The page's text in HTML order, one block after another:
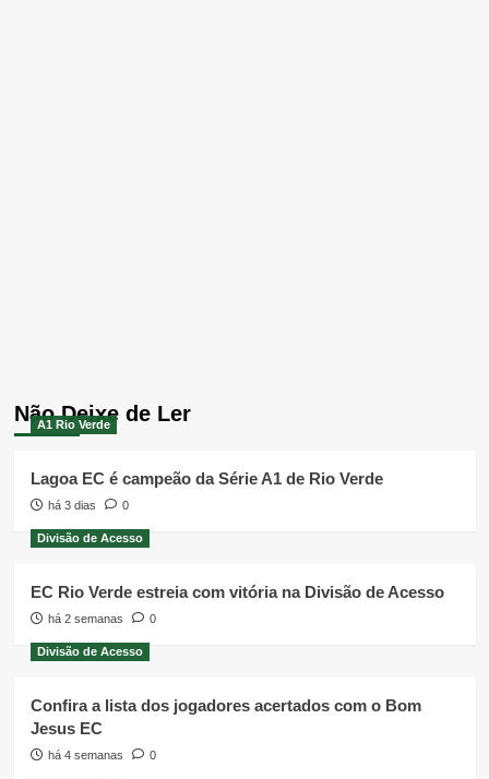
Não Deixe de Ler
A1 Rio Verde
Lagoa EC é campeão da Série A1 de Rio Verde
há 3 dias 0
Divisão de Acesso
EC Rio Verde estreia com vitória na Divisão de Acesso
há 2 semanas 0
Divisão de Acesso
Confira a lista dos jogadores acertados com o Bom
Jesus EC
há 4 semanas 0